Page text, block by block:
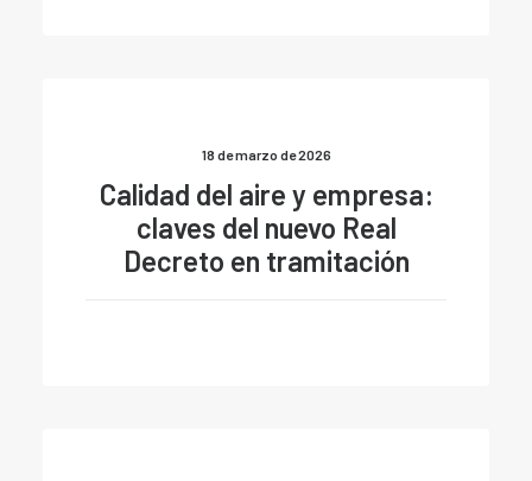
18 de marzo de 2026
Calidad del aire y empresa:
claves del nuevo Real
Decreto en tramitación